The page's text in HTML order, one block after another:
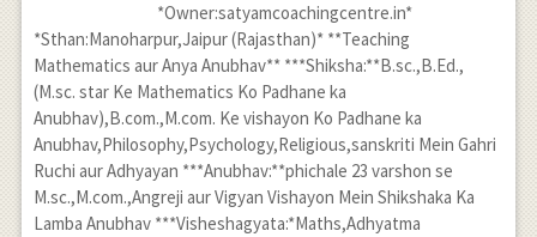
*Owner:satyamcoachingcentre.in*
*Sthan:Manoharpur,Jaipur (Rajasthan)* **Teaching
Mathematics aur Anya Anubhav** ***Shiksha:**B.sc.,B.Ed.,
(M.sc. star Ke Mathematics Ko Padhane ka
Anubhav),B.com.,M.com. Ke vishayon Ko Padhane ka
Anubhav,Philosophy,Psychology,Religious,sanskriti Mein Gahri
Ruchi aur Adhyayan ***Anubhav:**phichale 23 varshon se
M.sc.,M.com.,Angreji aur Vigyan Vishayon Mein Shikshaka Ka
Lamba Anubhav ***Visheshagyata:*Maths,Adhyatma